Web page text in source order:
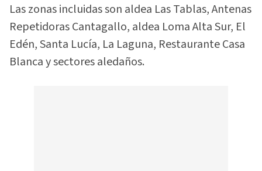
Las zonas incluidas son aldea Las Tablas, Antenas
Repetidoras Cantagallo, aldea Loma Alta Sur, El
Edén, Santa Lucía, La Laguna, Restaurante Casa
Blanca y sectores aledaños.